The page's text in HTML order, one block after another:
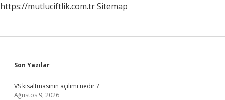
https://mutluciftlik.com.trSitemap
Sidebar
Son Yazılar
VS kısaltmasının açılımı nedir ?
Ağustos 9, 2026